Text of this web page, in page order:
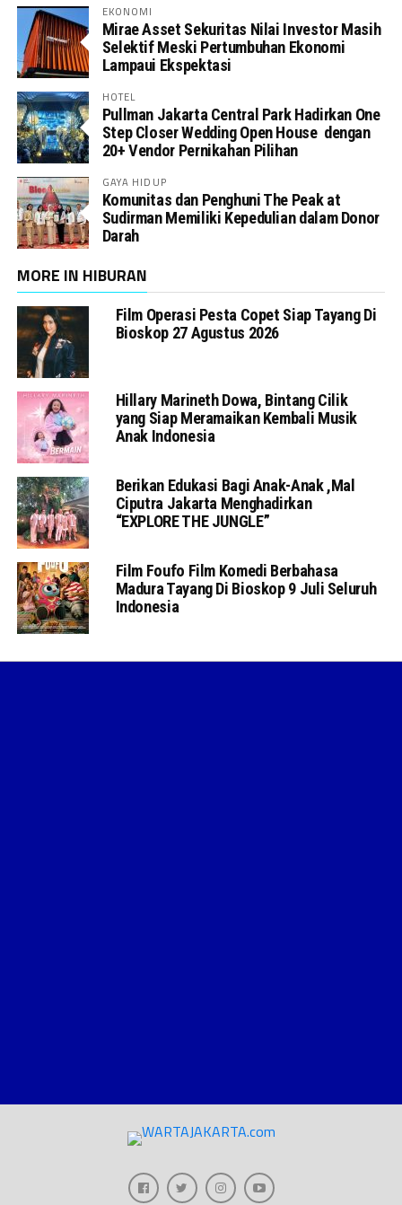
EKONOMI
Mirae Asset Sekuritas Nilai Investor Masih
Selektif Meski Pertumbuhan Ekonomi
Lampaui Ekspektasi
HOTEL
Pullman Jakarta Central Park Hadirkan One
Step Closer Wedding Open House dengan
20+ Vendor Pernikahan Pilihan
GAYA HIDUP
Komunitas dan Penghuni The Peak at
Sudirman Memiliki Kepedulian dalam Donor
Darah
MORE IN HIBURAN
Film Operasi Pesta Copet Siap Tayang Di
Bioskop 27 Agustus 2026
Hillary Marineth Dowa, Bintang Cilik
yang Siap Meramaikan Kembali Musik
Anak Indonesia
Berikan Edukasi Bagi Anak-Anak ,Mal
Ciputra Jakarta Menghadirkan
“EXPLORE THE JUNGLE”
Film Foufo Film Komedi Berbahasa
Madura Tayang Di Bioskop 9 Juli Seluruh
Indonesia